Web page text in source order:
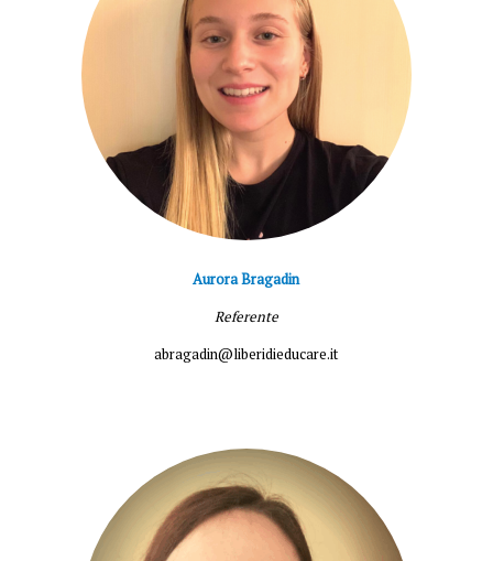
Aurora Bragadin
Referente
abragadin@liberidieducare.it